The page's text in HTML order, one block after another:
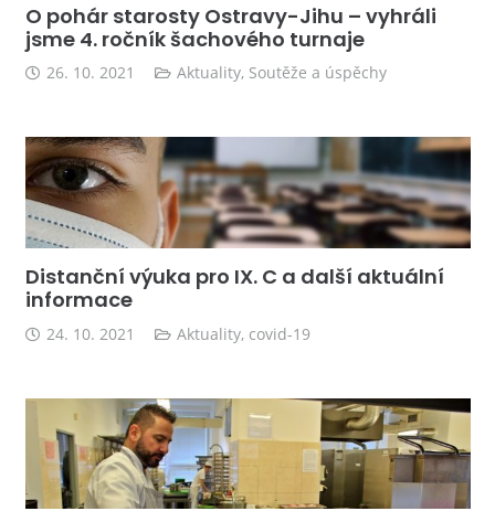
O pohár starosty Ostravy-Jihu – vyhráli
jsme 4. ročník šachového turnaje
26. 10. 2021 Aktuality, Soutěže a úspěchy
Distanční výuka pro IX. C a další aktuální
informace
24. 10. 2021 Aktuality, covid-19